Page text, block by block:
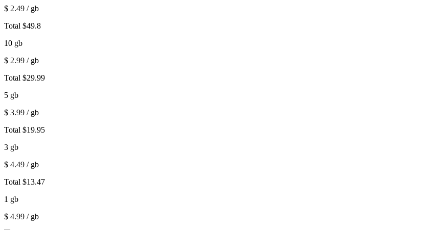
$ 2.49 / gb
Total $49.8
10 gb
$ 2.99 / gb
Total $29.99
5 gb
$ 3.99 / gb
Total $19.95
3 gb
$ 4.49 / gb
Total $13.47
1 gb
$ 4.99 / gb